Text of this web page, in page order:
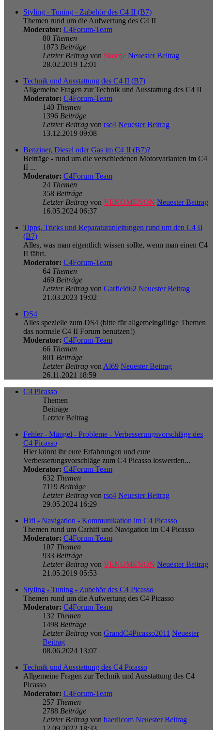
Styling - Tuning - Zubehör des C4 II (B7)
Themen rund um die Aufwertung des C4 II
Moderator: C4Forum-Team
80 Themen
1073 Beiträge
Letzter Beitrag von Skorrje Neuester Beitrag
28.02.2019 12:01
Technik und Ausstattung des C4 II (B7)
Allgemeine Fragen zur Technik und Ausstattung des C4 II
Moderator: C4Forum-Team
140 Themen
1396 Beiträge
Letzter Beitrag von rsc4 Neuester Beitrag
13.12.2019 09:08
Benziner, Diesel oder Gas im C4 II (B7)?
Beiträge - rund um die verschiedenen Motorvarianten im C4
II ...
Moderator: C4Forum-Team
24 Themen
358 Beiträge
Letzter Beitrag von VENOMENON Neuester Beitrag
16.05.2024 06:37
Tipps, Tricks und Reparaturanleitungen rund um den C4 II
(B7)
Alles, was man eigentlich wissen sollte, wenn man einen C4
II fährt.
Moderator: C4Forum-Team
64 Themen
469 Beiträge
Letzter Beitrag von Garfield62 Neuester Beitrag
21.03.2023 19:02
DS4
Alles spezielle zum DS4 (bitte für allgemeingültige Themen
das normale C4 II Forum benutzen!)
Moderator: C4Forum-Team
66 Themen
801 Beiträge
Letzter Beitrag von Al69 Neuester Beitrag
26.11.2021 18:59
C4 Picasso
Themen
Beiträge
Letzter Beitrag
Fehler - Mängel - Probleme - Verbesserungsvorschläge des
C4 Picasso
Hier könnt ihr eure Erfahrungen und eure
Verbesserungsvorschläge zum C4 Picasso loswerden...
Moderator: C4Forum-Team
632 Themen
7119 Beiträge
Letzter Beitrag von rsc4 Neuester Beitrag
29.05.2024 16:29
Hifi - Navigation - Kommunikation im C4 Picasso
Themen rund um Carhifi und Navigation im C4 Picasso
Moderator: C4Forum-Team
107 Themen
933 Beiträge
Letzter Beitrag von VENOMENON Neuester Beitrag
21.05.2019 05:53
Styling - Tuning - Zubehör des C4 Picasso
Themen rund um die Aufwertung des C4 Picasso
Moderator: C4Forum-Team
132 Themen
1498 Beiträge
Letzter Beitrag von GrandC4Picasso2011 Neuester
Beitrag
08.06.2024 13:07
Technik und Ausstattung des C4 Picasso
Allgemeine Fragen zur Technik und Ausstattung des C4
Picasso
Moderator: C4Forum-Team
257 Themen
2788 Beiträge
Letzter Beitrag von baerlicom Neuester Beitrag
12.09.2022 18:33